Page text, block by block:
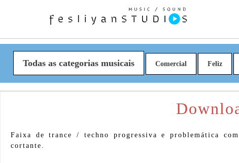
Todas as categorias musicais Comercial Feliz
Faixa de trance / techno progressiva e problemática
cortante.